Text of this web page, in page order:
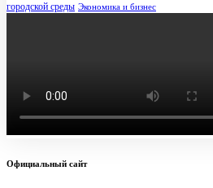
городской среды Экономика и бизнес
Официальный сайт